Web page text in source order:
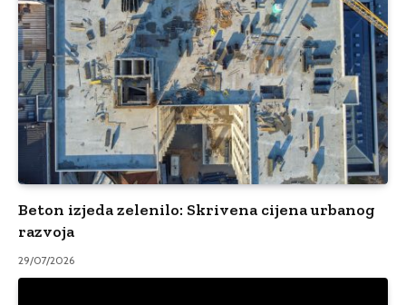
Beton izjeda zelenilo: Skrivena cijena urbanog
razvoja
29/07/2026